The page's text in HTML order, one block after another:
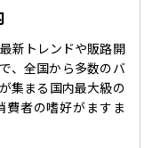
新トレンドや販路開
、全国から多数のバ
集まる国内最大級の
費者の嗜好がますま